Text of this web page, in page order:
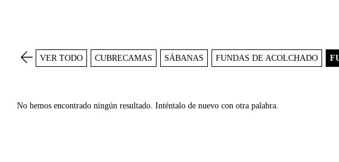
VER TODO CUBRECAMAS SÁBANAS FUNDAS DE ACOLCHADO
No hemos encontrado ningún resultado. Inténtalo de nuevo con otra palabra.